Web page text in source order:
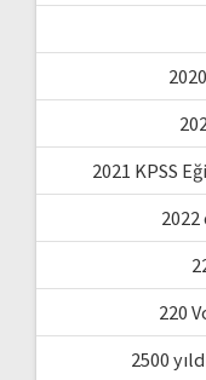
2021 KPSS
220
2500